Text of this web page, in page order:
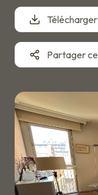
VENTES
LOCATIONS
PROGRAMMES
ESTIMATION
BIENS
VENDUS
ALERTE
E-MAIL
Partager